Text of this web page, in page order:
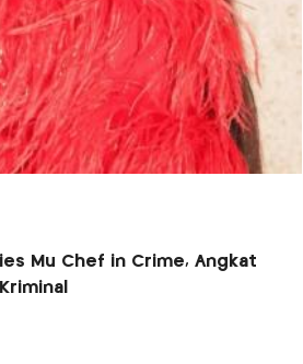
Mu Chef in Crime, Angkat